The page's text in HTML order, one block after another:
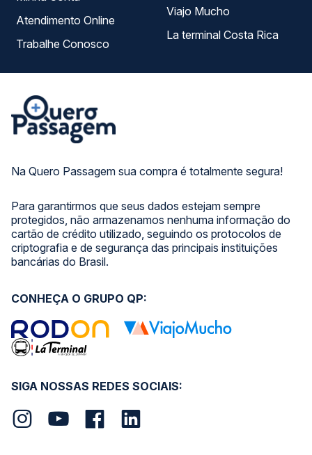
Na Quero Passagem sua compra é totalmente segura!
Para garantirmos que seus dados estejam sempre
protegidos, não armazenamos nenhuma informação do
cartão de crédito utilizado, seguindo os protocolos de
criptografia e de segurança das principais instituições
bancárias do Brasil.
Atendimento Online
Trabalhe Conosco
Viajo Mucho
La terminal Costa Rica
SIGA NOSSAS REDES SOCIAIS:
CONHEÇA O GRUPO QP: